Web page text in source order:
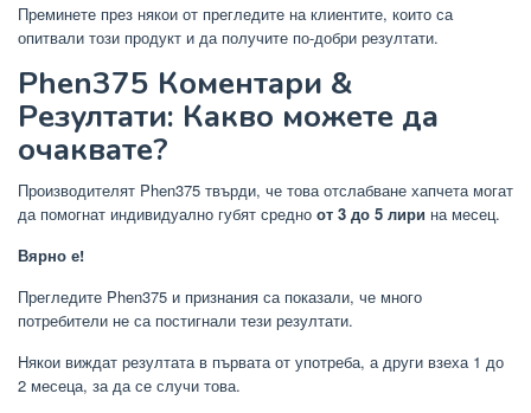
Преминете през някои от прегледите на клиентите, които са
опитвали този продукт и да получите по-добри резултати.
Phen375 Коментари &
Резултати: Какво можете да
очаквате?
Производителят Phen375 твърди, че това отслабване хапчета могат
да помогнат индивидуално губят средно от 3 до 5 лири на месец.
Вярно е!
Прегледите Phen375 и признания са показали, че много
потребители не са постигнали тези резултати.
Някои виждат резултата в първата от употреба, а други взеха 1 до
2 месеца, за да се случи това.